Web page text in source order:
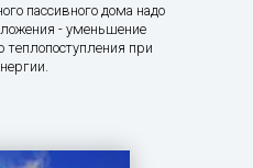
пассивного дома надо
- уменьшение
при